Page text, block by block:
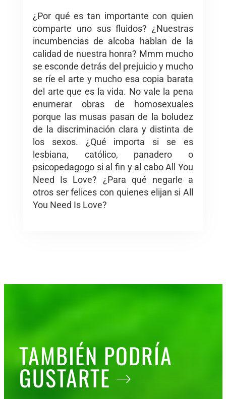
¿Por qué es tan importante con quien
comparte uno sus fluidos? ¿Nuestras
incumbencias de alcoba hablan de la
calidad de nuestra honra? Mmm mucho
se esconde detrás del prejuicio y mucho
se ríe el arte y mucho esa copia barata
del arte que es la vida. No vale la pena
enumerar obras de homosexuales
porque las musas pasan de la boludez
de la discriminación clara y distinta de
los sexos. ¿Qué importa si se es
lesbiana, católico, panadero o
psicopedagogo si al fin y al cabo All You
Need Is Love? ¿Para qué negarle a
otros ser felices con quienes elijan si All
You Need Is Love?
TAMBIÉN PODRÍA
GUSTARTE